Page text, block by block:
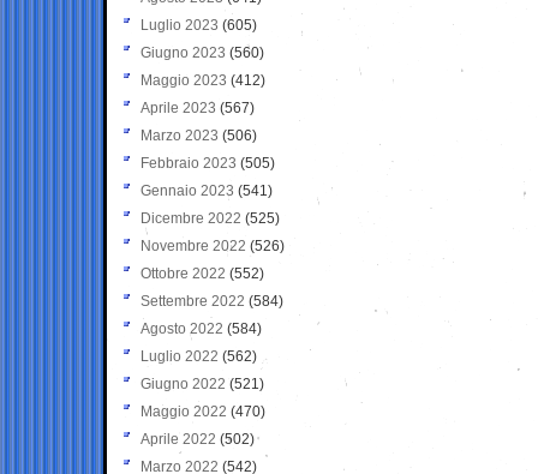
Luglio 2023 (605)
Giugno 2023 (560)
Maggio 2023 (412)
Aprile 2023 (567)
Marzo 2023 (506)
Febbraio 2023 (505)
Gennaio 2023 (541)
Dicembre 2022 (525)
Novembre 2022 (526)
Ottobre 2022 (552)
Settembre 2022 (584)
Agosto 2022 (584)
Luglio 2022 (562)
Giugno 2022 (521)
Maggio 2022 (470)
Aprile 2022 (502)
Marzo 2022 (542)